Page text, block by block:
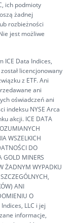
ich podmioty
żadnej
rozbieżności
jest możliwe
ICE Data Indices,
licencjonowany
z ETF. Ani
ani
oświadczeń ani
indeksu NYSE Arca
akcji. ICE DATA
WSZELKICH
DO
GOLD MINERS
ŻADNYM WYPADKU
ANI
O
Indices, LLC i jej
informacje,